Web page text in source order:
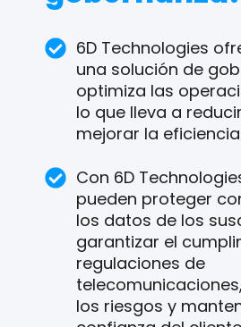
6D Technologies
una solución de
optimiza las
lo que lleva a
mejorar la
Con 6D
pueden proteger
los datos de los
garantizar el
regulaciones de
los riesgos y